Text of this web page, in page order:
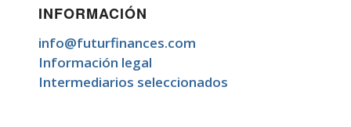
INFORMACIÓN
info@futurfinances.com
Información legal
Intermediarios seleccionados